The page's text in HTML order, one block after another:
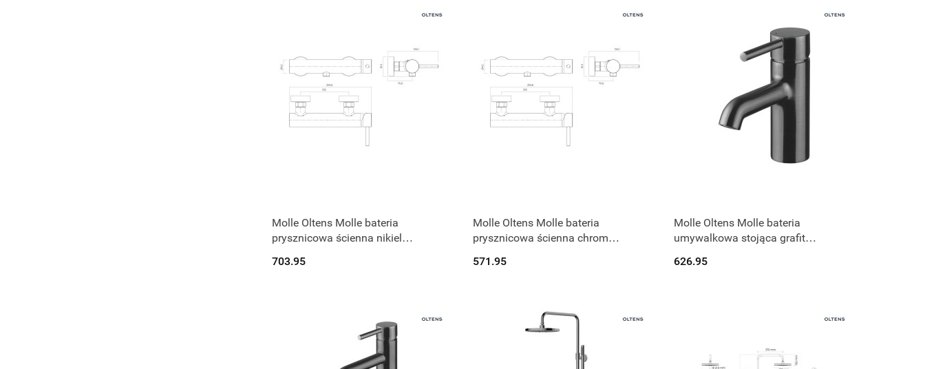
Produkt niedostępny
Molle Oltens Molle bateria
prysznicowa ścienna nikiel
703.95
Produkt niedostępny
Molle Oltens Molle bateria
prysznicowa ścienna chrom
571.95
Produkt niedostępny
Molle Oltens Molle bateria
umywalkowa stojąca grafit
626.95